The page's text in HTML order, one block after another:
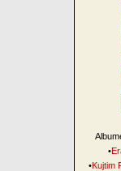
•
•Kujtim